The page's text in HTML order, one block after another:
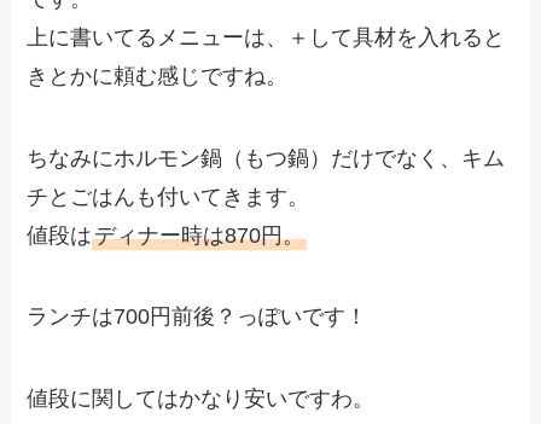
上に書いてるメニューは、＋して具材を入れると
きとかに頼む感じですね。
ちなみにホルモン鍋（もつ鍋）だけでなく、キム
チとごはんも付いてきます。
値段はディナー時は870円。
ランチは700円前後？っぽいです！
値段に関してはかなり安いですわ。